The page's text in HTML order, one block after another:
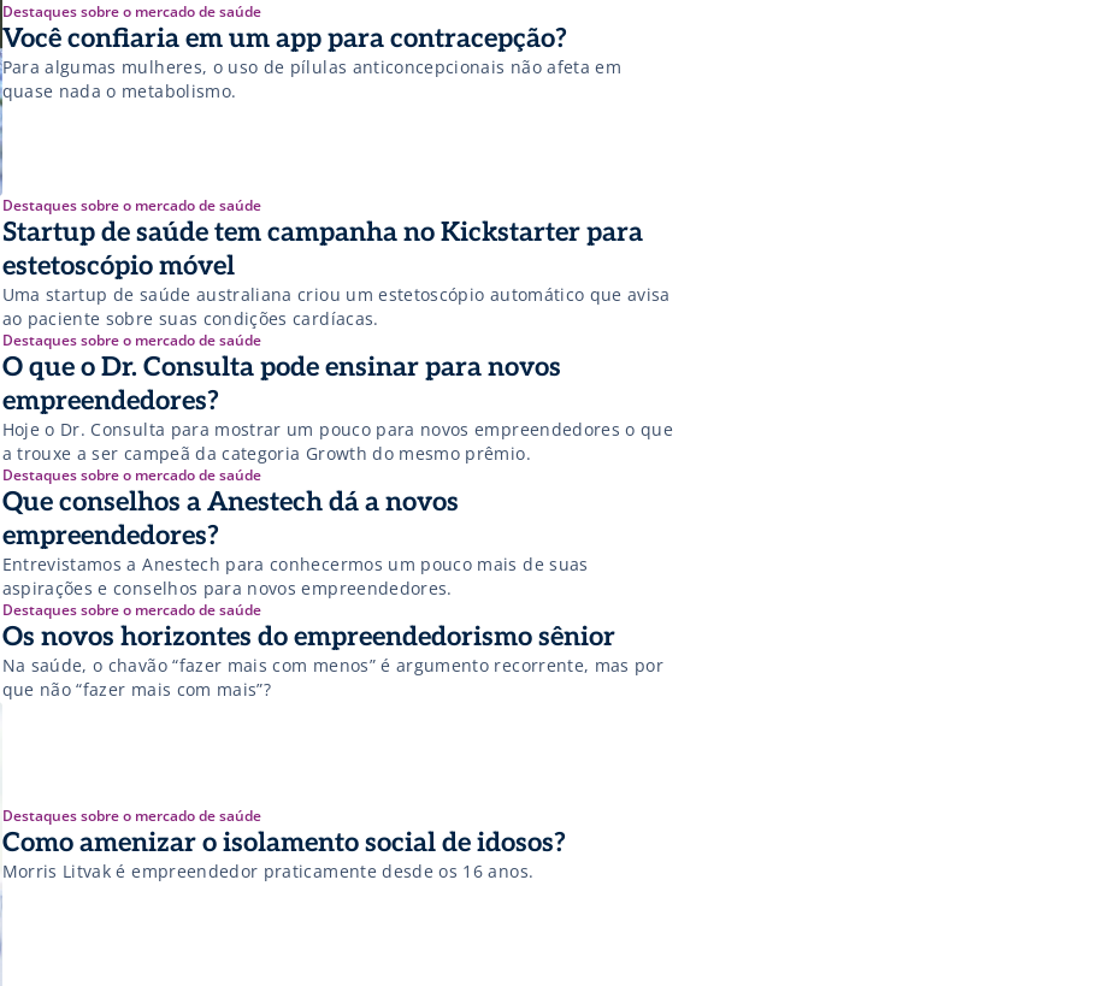
Destaques sobre o mercado de saúde
Você confiaria em um app para contracepção?
Para algumas mulheres, o uso de pílulas anticoncepcionais não afeta em
quase nada o metabolismo.
Destaques sobre o mercado de saúde
Startup de saúde tem campanha no Kickstarter para
estetoscópio móvel
Uma startup de saúde australiana criou um estetoscópio automático que avisa
ao paciente sobre suas condições cardíacas.
Destaques sobre o mercado de saúde
O que o Dr. Consulta pode ensinar para novos
empreendedores?
Hoje o Dr. Consulta para mostrar um pouco para novos empreendedores o que
a trouxe a ser campeã da categoria Growth do mesmo prêmio.
Destaques sobre o mercado de saúde
Que conselhos a Anestech dá a novos
empreendedores?
Entrevistamos a Anestech para conhecermos um pouco mais de suas
aspirações e conselhos para novos empreendedores.
Destaques sobre o mercado de saúde
Os novos horizontes do empreendedorismo sênior
Na saúde, o chavão “fazer mais com menos” é argumento recorrente, mas por
que não “fazer mais com mais”?
Destaques sobre o mercado de saúde
Como amenizar o isolamento social de idosos?
Morris Litvak é empreendedor praticamente desde os 16 anos.